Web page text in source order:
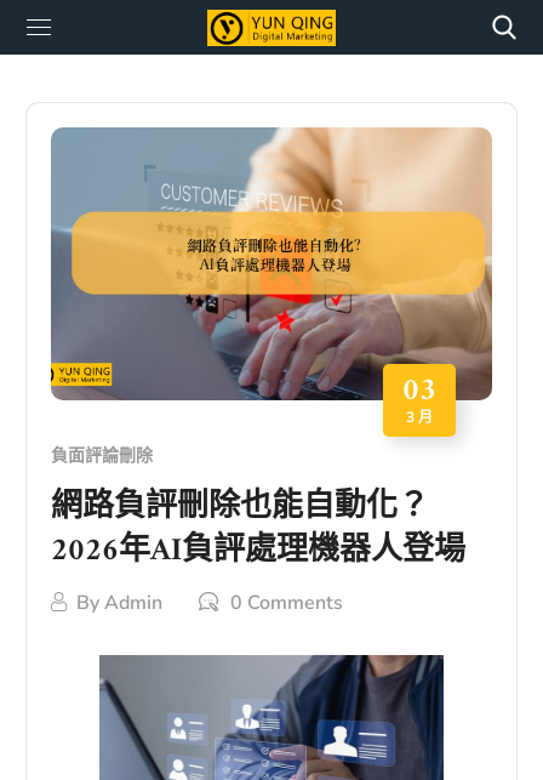
03
3 月
負面評論刪除
網路負評刪除也能自動化？
2026年AI負評處理機器人登場
ByAdmin 0 Comments